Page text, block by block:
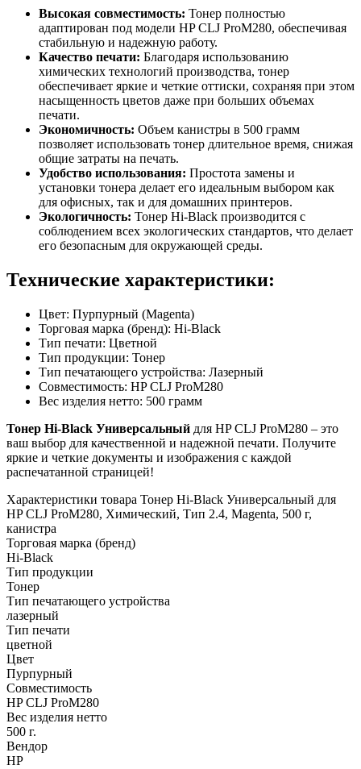
Высокая совместимость: Тонер полностью
адаптирован под модели HP CLJ ProM280, обеспечивая
стабильную и надежную работу.
Качество печати: Благодаря использованию
химических технологий производства, тонер
обеспечивает яркие и четкие оттиски, сохраняя при этом
насыщенность цветов даже при больших объемах
печати.
Экономичность: Объем канистры в 500 грамм
позволяет использовать тонер длительное время, снижая
общие затраты на печать.
Удобство использования: Простота замены и
установки тонера делает его идеальным выбором как
для офисных, так и для домашних принтеров.
Экологичность: Тонер Hi-Black производится с
соблюдением всех экологических стандартов, что делает
его безопасным для окружающей среды.
Технические характеристики:
Цвет: Пурпурный (Magenta)
Торговая марка (бренд): Hi-Black
Тип печати: Цветной
Тип продукции: Тонер
Тип печатающего устройства: Лазерный
Совместимость: HP CLJ ProM280
Вес изделия нетто: 500 грамм
Тонер Hi-Black Универсальный для HP CLJ ProM280 – это
ваш выбор для качественной и надежной печати. Получите
яркие и четкие документы и изображения с каждой
распечатанной страницей!
Характеристики товара Тонер Hi-Black Универсальный для
HP CLJ ProM280, Химический, Тип 2.4, Magenta, 500 г,
канистра
Торговая марка (бренд)
Hi-Black
Тип продукции
Тонер
Тип печатающего устройства
лазерный
Тип печати
цветной
Цвет
Пурпурный
Совместимость
HP CLJ ProM280
Вес изделия нетто
500 г.
Вендор
HP